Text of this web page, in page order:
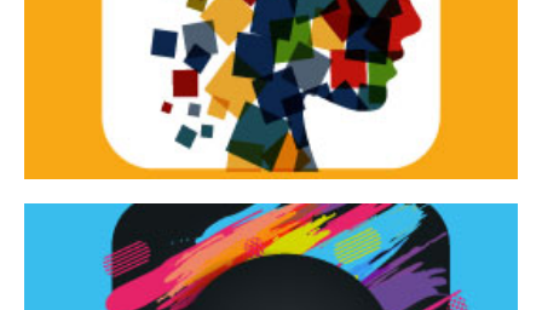
Tracce dinamiche
Tracce Dinamiche è una rassegna di teatro
d’innovazione e sperimentale.